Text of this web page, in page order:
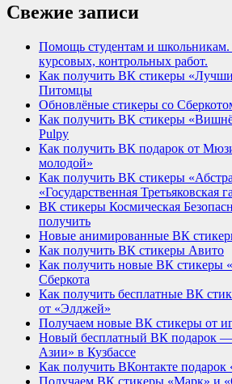
Свежие записи
Помощь студентам и
курсовых, контрольных работ.
Как получить ВК стикеры
Питомцы
Обновлёные стикеры со
Как получить ВК стикеры
Pulpy
Как получить ВК подарок от
молодой»
Как получить ВК стикеры
«Государственная Третьяковская
ВК стикеры Космическая
получить
Новые анимированные ВК
Как получить ВК стикеры Авито
Как получить новые ВК стикеры
Сберкота
Как получить бесплатные ВК
от «Элджей»
Получаем новые ВК стикеры от
Новый бесплатный ВК подарок
Азии» в Кузбассе
Как получить ВКонтакте подарок
Получаем ВК стикеры «Марк» и